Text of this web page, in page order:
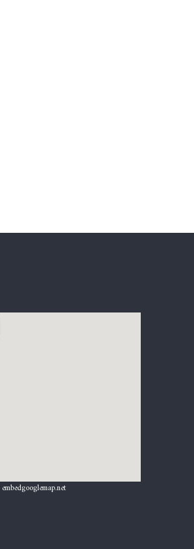
embedgooglemap.net